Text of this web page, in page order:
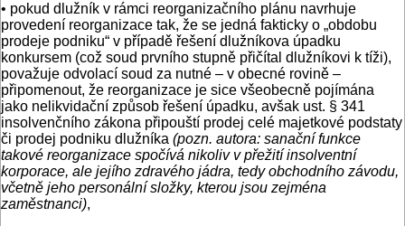
• pokud dlužník v rámci reorganizačního plánu navrhuje
provedení reorganizace tak, že se jedná fakticky o „obdobu
prodeje podniku“ v případě řešení dlužníkova úpadku
konkursem (což soud prvního stupně přičítal dlužníkovi k tíži),
považuje odvolací soud za nutné – v obecné rovině –
připomenout, že reorganizace je sice všeobecně pojímána
jako nelikvidační způsob řešení úpadku, avšak ust. § 341
insolvenčního zákona připouští prodej celé majetkové podstaty
či prodej podniku dlužníka (pozn. autora: sanační funkce
takové reorganizace spočívá nikoliv v přežití insolventní
korporace, ale jejího zdravého jádra, tedy obchodního závodu,
včetně jeho personální složky, kterou jsou zejména
zaměstnanci),